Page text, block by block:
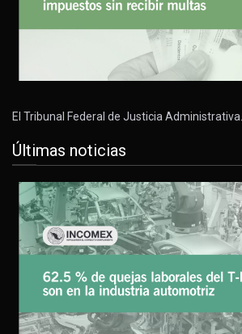
El Tribunal Federal de Justicia Administrativa…
Últimas noticias